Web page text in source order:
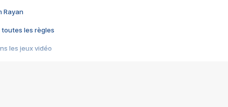
Rayan
toutes les règles
les jeux vidéo